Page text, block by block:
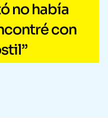
no había
con